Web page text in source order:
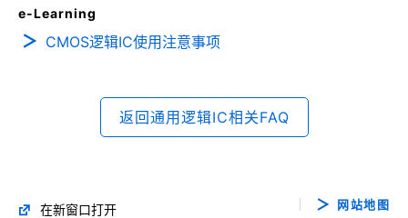
e-Learning
CMOS逻辑IC使用注意事项
返回通用逻辑IC相关FAQ
在新窗口打开 网站地图